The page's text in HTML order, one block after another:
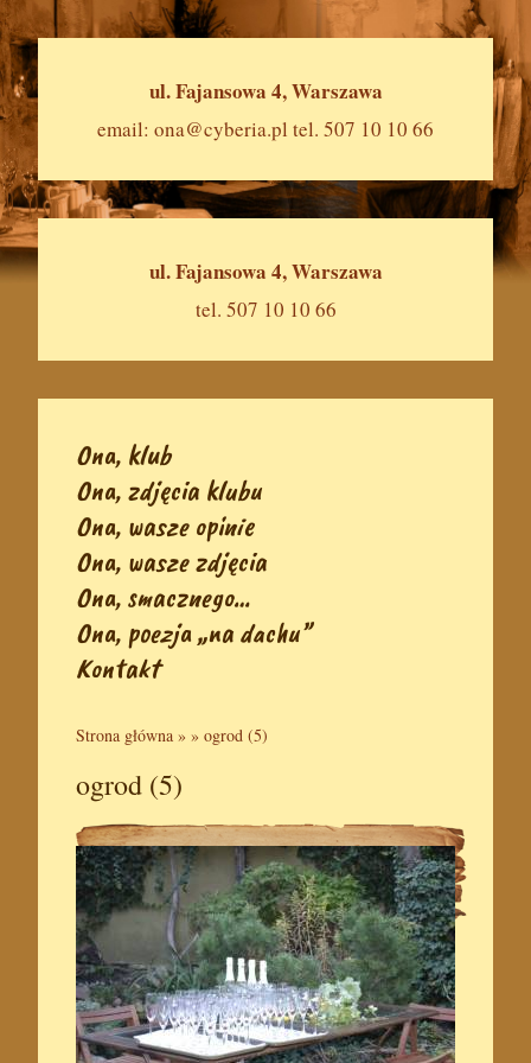
ul. Fajansowa 4, Warszawa
email: ona@cyberia.pl tel. 507 10 10 66
ul. Fajansowa 4, Warszawa
tel. 507 10 10 66
Ona, klub
Ona, zdjęcia klubu
Ona, wasze opinie
Ona, wasze zdjęcia
Ona, smacznego…
Ona, poezja „na dachu”
Kontakt
Strona główna » » ogrod (5)
ogrod (5)